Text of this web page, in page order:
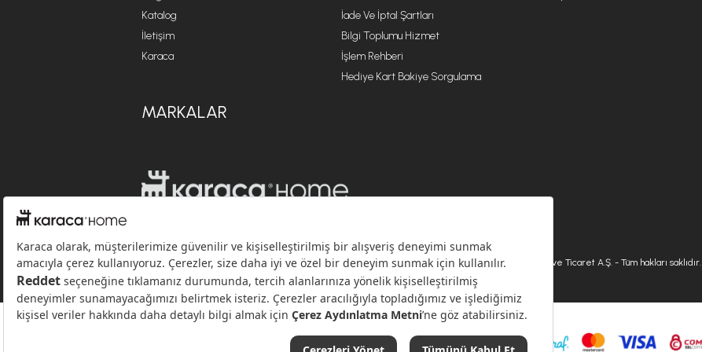
Katalog
İletişim
Karaca
İade Ve İptal Şartları
Bilgi Toplumu Hizmet
İşlem Rehberi
Hediye Kart Bakiye Sorgulama
MARKALAR
© 2026 Karaca Home Collection Tekstil Sanayi ve Ticaret A.Ş. - Tüm hakları saklıdır.